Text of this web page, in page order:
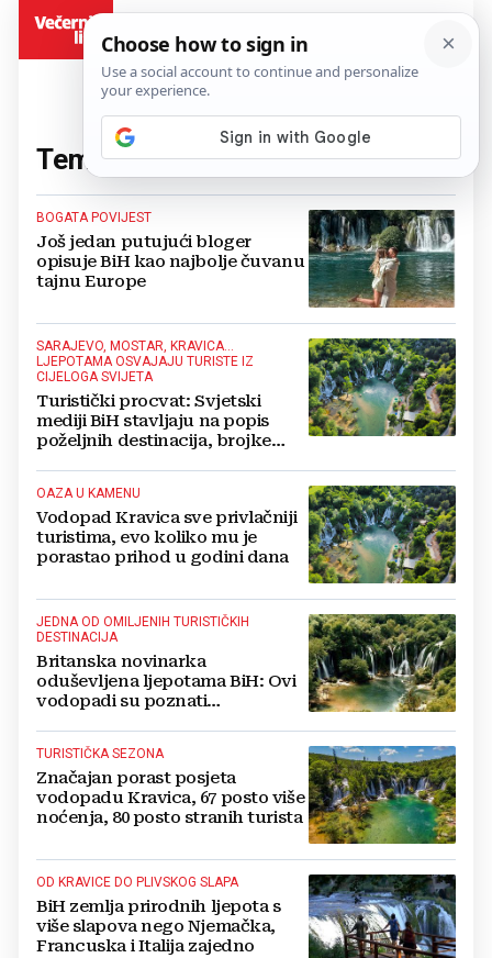
Tema:Kravica(22 članaka)
BOGATA POVIJEST
Još jedan putujući bloger
opisuje BiH kao najbolje čuvanu
tajnu Europe
SARAJEVO, MOSTAR, KRAVICA…
LJEPOTAMA OSVAJAJU TURISTE IZ
CIJELOGA SVIJETA
Turistički procvat: Svjetski
mediji BiH stavljaju na popis
poželjnih destinacija, brojke
OAZA U KAMENU
Vodopad Kravica sve privlačniji
turistima, evo koliko mu je
porastao prihod u godini dana
JEDNA OD OMILJENIH TURISTIČKIH
DESTINACIJA
Britanska novinarka
oduševljena ljepotama BiH: Ovi
vodopadi su poznati
TURISTIČKA SEZONA
Značajan porast posjeta
vodopadu Kravica, 67 posto više
noćenja, 80 posto stranih turista
OD KRAVICE DO PLIVSKOG SLAPA
BiH zemlja prirodnih ljepota s
više slapova nego Njemačka,
Francuska i Italija zajedno